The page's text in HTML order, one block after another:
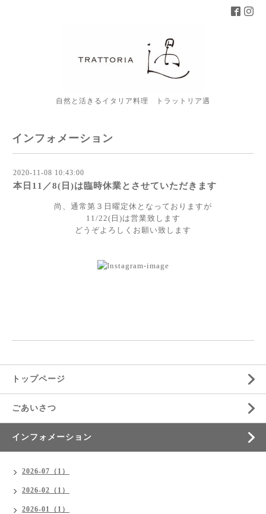
自然と活きるイタリア料理 トラットリア遇
インフォメーション
2020-11-08 10:43:00
本日11／8(日)は臨時休業とさせていただきます
尚、通常第３日曜定休となっておりますが
11/22(日)は営業致します
どうぞよろしくお願い致します
トップページ
ごあいさつ
インフォメーション
2026-07（1）
2026-02（1）
2026-01（1）